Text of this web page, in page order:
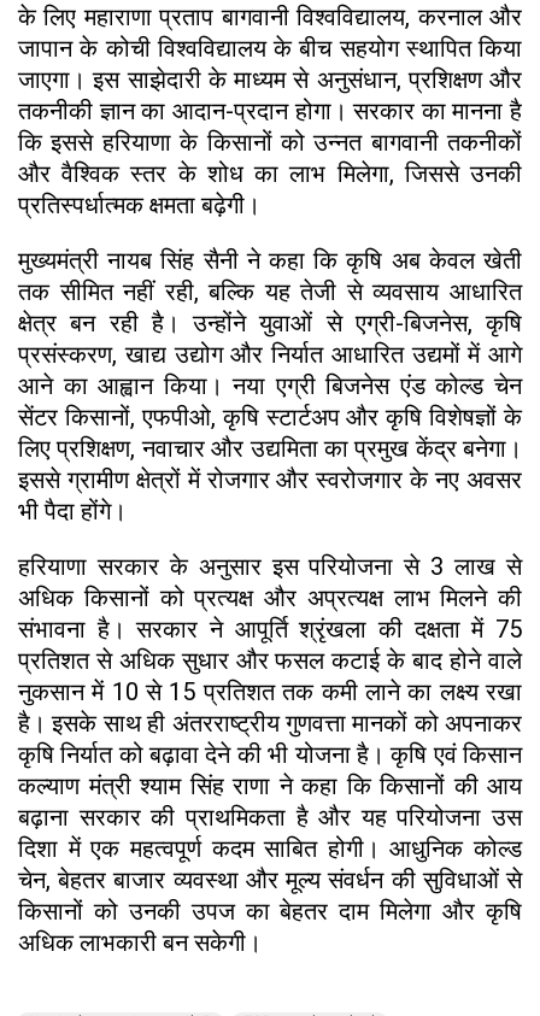
के लिए महाराणा प्रताप बागवानी विश्वविद्यालय, करनाल और
जापान के कोची विश्वविद्यालय के बीच सहयोग स्थापित किया
जाएगा। इस साझेदारी के माध्यम से अनुसंधान, प्रशिक्षण और
तकनीकी ज्ञान का आदान-प्रदान होगा। सरकार का मानना है
कि इससे हरियाणा के किसानों को उन्नत बागवानी तकनीकों
और वैश्विक स्तर के शोध का लाभ मिलेगा, जिससे उनकी
प्रतिस्पर्धात्मक क्षमता बढ़ेगी।
मुख्यमंत्री नायब सिंह सैनी ने कहा कि कृषि अब केवल खेती
तक सीमित नहीं रही, बल्कि यह तेजी से व्यवसाय आधारित
क्षेत्र बन रही है। उन्होंने युवाओं से एग्री-बिजनेस, कृषि
प्रसंस्करण, खाद्य उद्योग और निर्यात आधारित उद्यमों में आगे
आने का आह्वान किया। नया एग्री बिजनेस एंड कोल्ड चेन
सेंटर किसानों, एफपीओ, कृषि स्टार्टअप और कृषि विशेषज्ञों के
लिए प्रशिक्षण, नवाचार और उद्यमिता का प्रमुख केंद्र बनेगा।
इससे ग्रामीण क्षेत्रों में रोजगार और स्वरोजगार के नए अवसर
भी पैदा होंगे।
हरियाणा सरकार के अनुसार इस परियोजना से 3 लाख से
अधिक किसानों को प्रत्यक्ष और अप्रत्यक्ष लाभ मिलने की
संभावना है। सरकार ने आपूर्ति श्रृंखला की दक्षता में 75
प्रतिशत से अधिक सुधार और फसल कटाई के बाद होने वाले
नुकसान में 10 से 15 प्रतिशत तक कमी लाने का लक्ष्य रखा
है। इसके साथ ही अंतरराष्ट्रीय गुणवत्ता मानकों को अपनाकर
कृषि निर्यात को बढ़ावा देने की भी योजना है। कृषि एवं किसान
कल्याण मंत्री श्याम सिंह राणा ने कहा कि किसानों की आय
बढ़ाना सरकार की प्राथमिकता है और यह परियोजना उस
दिशा में एक महत्वपूर्ण कदम साबित होगी। आधुनिक कोल्ड
चेन, बेहतर बाजार व्यवस्था और मूल्य संवर्धन की सुविधाओं से
किसानों को उनकी उपज का बेहतर दाम मिलेगा और कृषि
अधिक लाभकारी बन सकेगी।